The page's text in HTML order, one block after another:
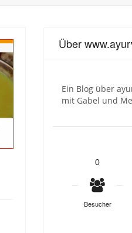
Über
Ein Blog über
mit Gabel und
0
Besucher